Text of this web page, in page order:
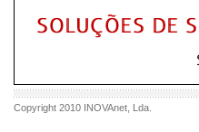
Copyright 2010 INOVAnet , Lda.